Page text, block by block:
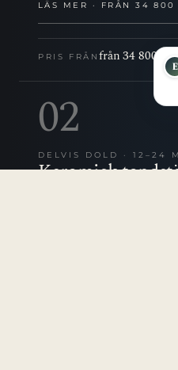
LÄS MER · FRÅN 34 800
PRIS FRÅNfrån 34 800 kr
02
DELVIS DOLD · 12–24
Keramisk
E